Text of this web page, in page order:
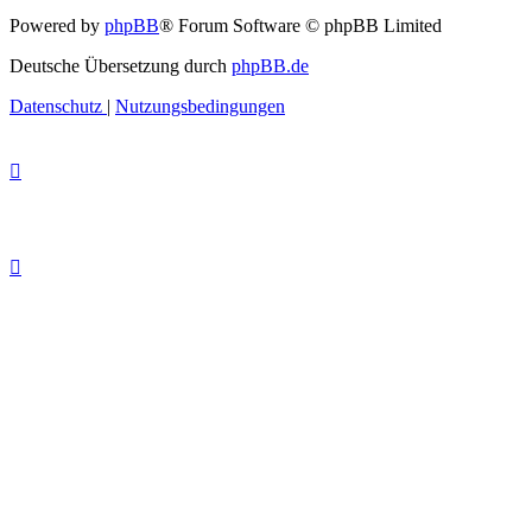
Powered by phpBB® Forum Software © phpBB Limited
Deutsche Übersetzung durch phpBB.de
Datenschutz | Nutzungsbedingungen